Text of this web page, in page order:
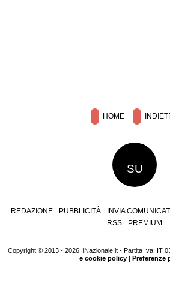
HOME
SU
REDAZIONE PUBBLICITÀ INVIA
RSS
PREMIUM
Copyright © 2013 - 2026 IlNazionale.it - Partita Iva: IT
e cookie policy| Preferenze